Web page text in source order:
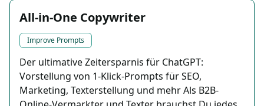
All-in-One Copywriter
Improve Prompts
Der ultimative Zeitersparnis für ChatGPT:
Vorstellung von 1-Klick-Prompts für SEO,
Marketing, Texterstellung und mehr Als B2B-